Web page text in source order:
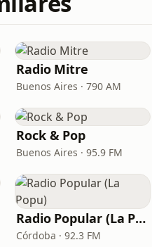
Radio Mitre
Buenos Aires · 790 AM
Rock & Pop
Buenos Aires · 95.9 FM
Radio Popular (La Popu)
Córdoba · 92.3 FM